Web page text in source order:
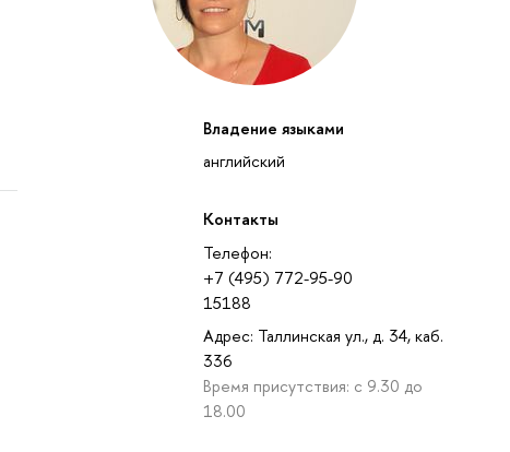
Владение языками
английский
Контакты
Телефон:
+7 (495) 772-95-90
15188
Адрес: Таллинская ул., д. 34, каб.
336
Время присутствия: с 9.30 до
18.00